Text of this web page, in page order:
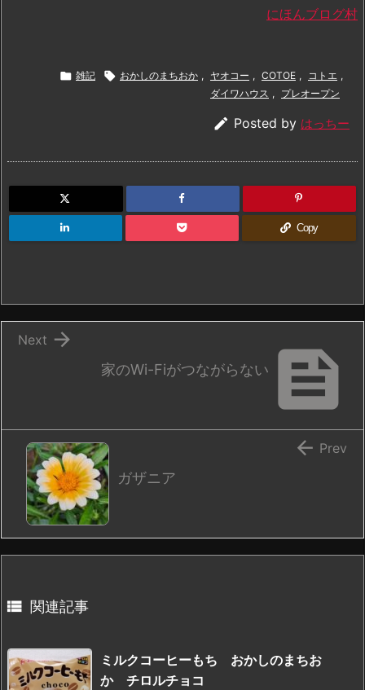
にほんブログ村
 雑記  おかしのまちおか , ヤオコー , COTOE , コトエ ,
ダイワハウス , プレオープン
 Posted by はっちー
Copy

家のWi-Fiがつながらない

Next
ガザニア
 Prev
 関連記事
ミルクコーヒーもち おかしのまちお
か チロルチョコ